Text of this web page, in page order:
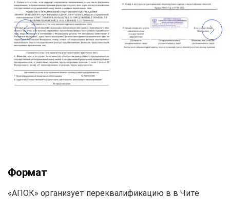
Формат
«АПОК» организует переквалификацию в в Чите